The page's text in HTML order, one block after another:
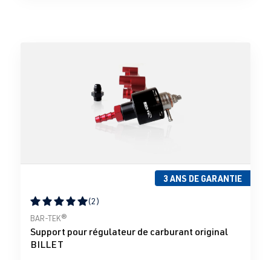
3 ANS DE GARANTIE
Note moyenne de 5 sur 5 étoiles
(2)
BAR-TEK®
Support pour régulateur de carburant original
BILLET